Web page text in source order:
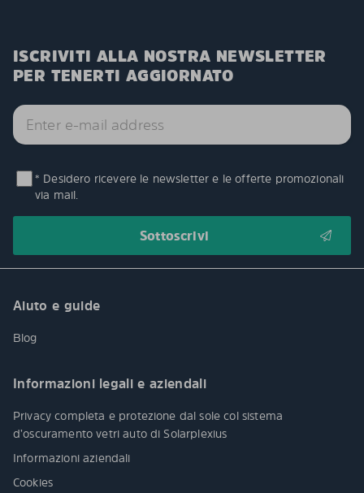
ISCRIVITI ALLA NOSTRA NEWSLETTER
PER TENERTI AGGIORNATO
* Desidero ricevere le newsletter e le offerte promozionali
via mail.
Aiuto e guide
Blog
Informazioni legali e aziendali
Privacy completa e protezione dal sole col sistema
d’oscuramento vetri auto di Solarplexius
Informazioni aziendali
Cookies